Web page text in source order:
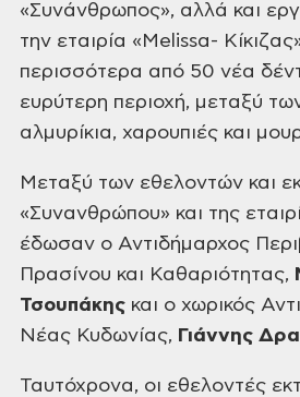
«Συνάνθρωπος», αλλά και
την εταιρία «Melissa-
περισσότερα από 50 νέα
ευρύτερη περιοχή, μεταξύ
αλμυρίκια, χαρουπιές και
Μεταξύ των εθελοντών και
«Συνανθρώπου» και της
έδωσαν ο Αντιδήμαρχος
Πρασίνου και Καθαριότητας,
Τσουπάκης και ο χωρικός
Νέας Κυδωνίας, Γιάννης
Ταυτόχρονα, οι εθελοντές